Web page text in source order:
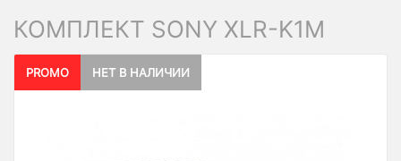
КОМПЛЕКТ SONY XLR-K1M
PROMO НЕТ В НАЛИЧИИ